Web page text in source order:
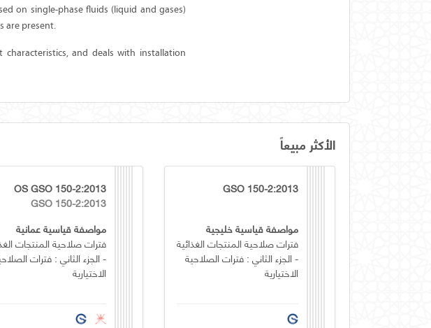
on single-phase fluids (liquid and gases)
are present.
and deals with installation
الأكثر مبيعاً
GSO 150-2:2013
مواصفة قياسية خليجية
فترات صلاحية المنتجات الغذائية
- الجزء الثاني : فترات الصلاحية
الاختيارية
OS GSO 150-2:2013
GSO 150-2:2013
مواصفة قياسية عمانية
فترات صلاحية المنتجات
- الجزء الثاني : فترات
الاختيارية